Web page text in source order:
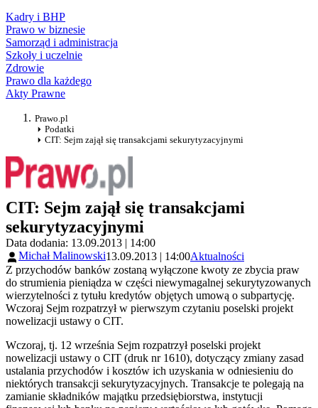
Kadry i BHP
Prawo w biznesie
Samorząd i administracja
Szkoły i uczelnie
Zdrowie
Prawo dla każdego
Akty Prawne
Prawo.pl
Podatki
CIT: Sejm zajął się transakcjami sekurytyzacyjnymi
CIT: Sejm zajął się transakcjami
sekurytyzacyjnymi
Data dodania: 13.09.2013 | 14:00
Michał Malinowski13.09.2013 | 14:00Aktualności
Z przychodów banków zostaną wyłączone kwoty ze zbycia praw
do strumienia pieniądza w części niewymagalnej sekurytyzowanych
wierzytelności z tytułu kredytów objętych umową o subpartycję.
Wczoraj Sejm rozpatrzył w pierwszym czytaniu poselski projekt
nowelizacji ustawy o CIT.
Wczoraj, tj. 12 września Sejm rozpatrzył poselski projekt
nowelizacji ustawy o CIT (druk nr 1610), dotyczący zmiany zasad
ustalania przychodów i kosztów ich uzyskania w odniesieniu do
niektórych transakcji sekurytyzacyjnych. Transakcje te polegają na
zamianie składników majątku przedsiębiorstwa, instytucji